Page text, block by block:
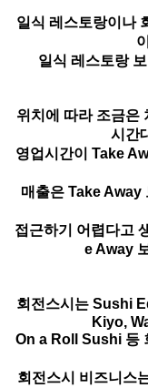
일식 레스토랑이나
일식 레스토랑
위치에 따라 조금은
시간
영업시간이 Take
매출은 Take Away
접근하기 어렵다고
e Away
회전스시는 Sushi
Kiyo,
On a Roll Sushi 등
회전스시 비즈니스